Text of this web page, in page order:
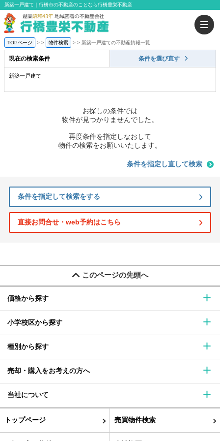
新築一戸建て｜行橋市の不動産のことなら行橋豊栄不動産
TOPページ > 物件検索 > 新築一戸建ての不動産情報一覧
現在の検索条件 条件を選び直す
新築一戸建て
お探しの条件では
物件が見つかりませんでした。
再度条件を指定しなおして
物件の検索をお願いいたします。
条件を指定し直して検索
条件を指定して検索をする
直接お問合せ・web予約はこちら
このページの先頭へ
価格から探す
小学校区から探す
種別から探す
売却・購入をお考えの方へ
当社について
トップページ 売買物件検索